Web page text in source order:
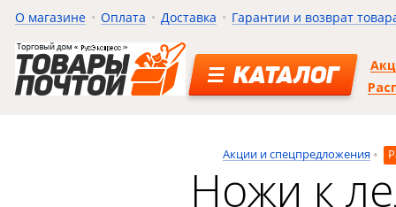
О магазине Оплата Доставка Гарантии и возврат
КАТАЛОГ
Акции и спецпредложения
Ножи к